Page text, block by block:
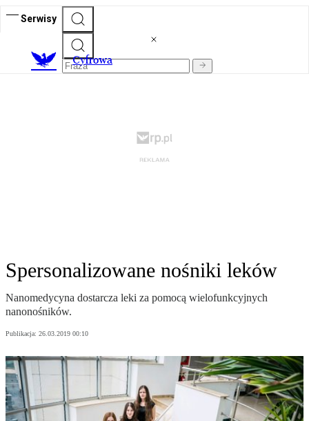
Serwisy
Cyfrowa
Spersonalizowane nośniki leków
Nanomedycyna dostarcza leki za pomocą wielofunkcyjnych
nanonośników.
Publikacja: 26.03.2019 00:10